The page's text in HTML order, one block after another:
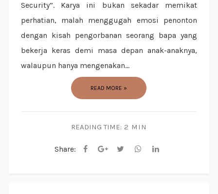
Security”. Karya ini bukan sekadar memikat
perhatian, malah menggugah emosi penonton
dengan kisah pengorbanan seorang bapa yang
bekerja keras demi masa depan anak-anaknya,
walaupun hanya mengenakan...
READ MORE »
READING TIME: 2 MIN
Share: